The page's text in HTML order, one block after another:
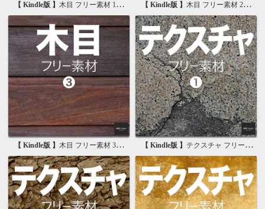
【 Kindle版 】 木目 フリー素材 1 無料で使える写真素材集 【 Kindle版 】 木目 フリー素材 2 無料で使える画像素材集
【 Kindle版 】 木目 フリー素材 3 無料で使える背景素材集 【 Kindle版 】 テクスチャ フリー素材 1 無料で使える写真素材集